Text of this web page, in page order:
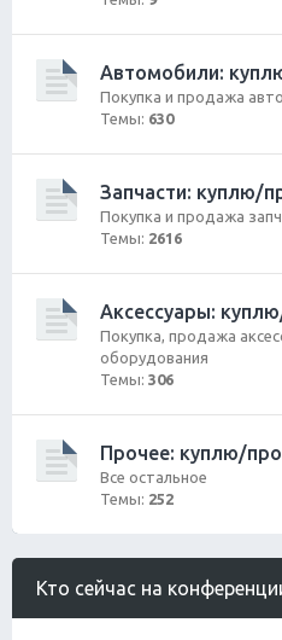
Автомобили:
Покупка и продажа авто
Темы: 630
Запчасти: куплю/
Покупка и продажа
Темы: 2616
Аксессуары:
Покупка, продажа
оборудования
Темы: 306
Прочее: куплю/
Все остальное
Темы: 252
Кто сейчас на